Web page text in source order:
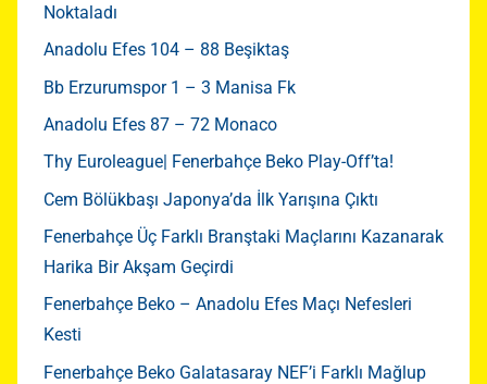
Noktaladı
Anadolu Efes 104 – 88 Beşiktaş
Bb Erzurumspor 1 – 3 Manisa Fk
Anadolu Efes 87 – 72 Monaco
Thy Euroleague| Fenerbahçe Beko Play-Off’ta!
Cem Bölükbaşı Japonya’da İlk Yarışına Çıktı
Fenerbahçe Üç Farklı Branştaki Maçlarını Kazanarak
Harika Bir Akşam Geçirdi
Fenerbahçe Beko – Anadolu Efes Maçı Nefesleri
Kesti
Fenerbahçe Beko Galatasaray NEF’i Farklı Mağlup